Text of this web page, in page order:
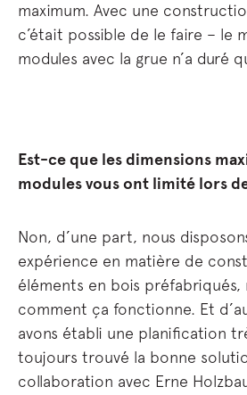
maximum. Avec une
c’était possible de le faire – le
modules avec la grue n’a duré
Est-ce que les dimensions
modules vous ont limité lors
Non, d’une part, nous
expérience en matière de
éléments en bois préfabriqués,
comment ça fonctionne. Et
avons établi une planification
toujours trouvé la bonne
collaboration avec Erne